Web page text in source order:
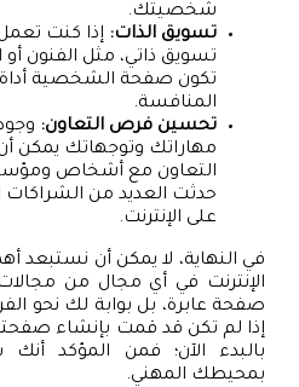
شخصيتك.
تسويق الذات: إذا كنت
تسويق ذاتي، مثل الفنون أو
تكون صفحة الشخصية
المنافسة.
تحسين فرص التعاون:
مهاراتك وتوجهاتك يمكن
التعاون مع أشخاص
حدثت العديد من الشراكات
على الإنترنت.
في النهاية، لا يمكن أن
الإنترنت في أي مجال من
صفحة عابرة، بل بوابة لك نحو
إذا لم تكن قد قمت بإنشاء
بالبدء الآن؛ فمن المؤكد
بمحيطك المهني.